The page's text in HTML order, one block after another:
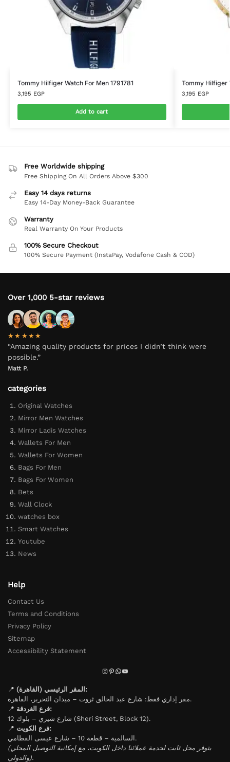
Tommy Hilfiger Watch For Men 1791781
3,195 EGP
Add to cart
Tommy Hilfiger
3,195 EGP
Free Worldwide shipping
Free Shipping On All Orders Above $300
Easy 14 days returns
Easy 14-Day Money-Back Guarantee
Warranty
Real Warranty On Your Products
100% Secure Checkout
100% Secure Payment (InstaPay, Vodafone Cash & COD)
Over 1,000 5-star reviews
★★★★★
“Amazing quality products for prices I didn’t think were
possible.”
Matt P.
categories
Original Watches
Mirror Men Watches
Mirror Ladis Watches
Wallets For Men
Wallets For Women
Bags For Men
Bags For Women
Bets
Wall Clock
watches box
Smart Watches
Youtube
News
Help
Contact Us
Terms and Conditions
Privacy Policy
Sitemap
Accessibility Statement
📍
المقر الرئيسي (القاهرة):
مقر إداري فقط: شارع عبد الخالق ثروت – ميدان التحرير، القاهرة.
📍
فرع الغردقة:
شارع شيري – بلوك 12 (Sheri Street, Block 12).
📍
فرع الكويت:
السالمية – قطعة 10 – شارع عيسى القطامي.
(يتوفر محل ثابت لخدمة عملائنا داخل الكويت، مع إمكانية التوصيل المحلي
والدولي).